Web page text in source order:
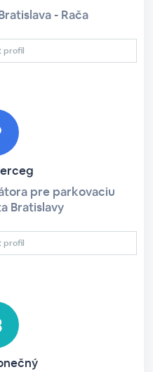
- Rača
profil
pre parkovaciu
Bratislavy
profil